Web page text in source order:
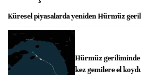
Küresel piyasalarda yeniden Hürmüz
Hürmüz geriliminde
kez gemilere el